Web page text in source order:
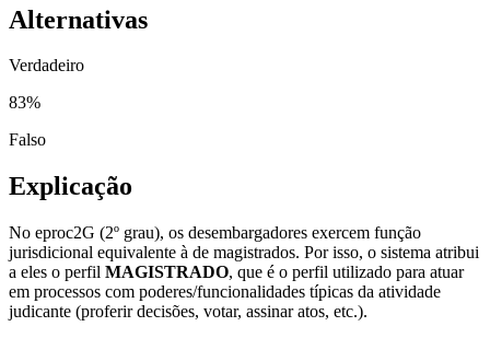
Alternativas
Verdadeiro
83%
Falso
Explicação
No eproc2G (2º grau), os desembargadores exercem função
jurisdicional equivalente à de magistrados. Por isso, o sistema atribui
a eles o perfil MAGISTRADO, que é o perfil utilizado para atuar
em processos com poderes/funcionalidades típicas da atividade
judicante (proferir decisões, votar, assinar atos, etc.).